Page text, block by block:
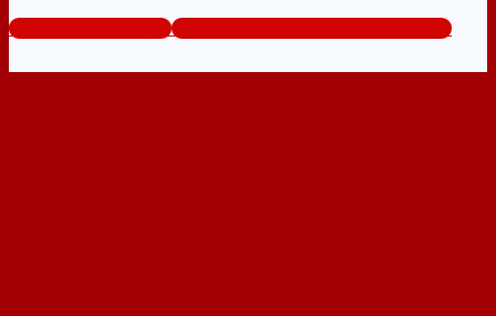
www.bancuathep.com Tổng đài tư vấn miễn phí: 0824.400.400